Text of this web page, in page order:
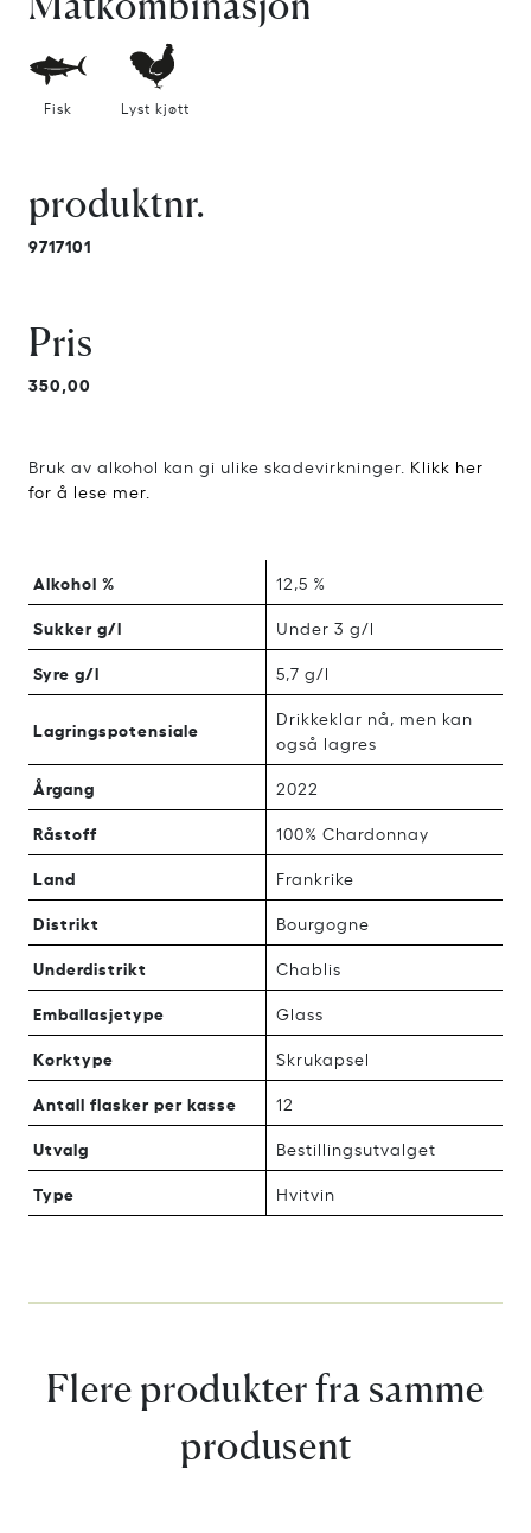
Fisk Lyst kjøtt
produktnr.
9717101
Pris
350,00
Bruk av alkohol kan gi ulike skadevirkninger. Klikk her
for å lese mer.
Alkohol % 12,5 %
Sukker g/l Under 3 g/l
Syre g/l 5,7 g/l
Lagringspotensiale
Drikkeklar nå, men kan
også lagres
Årgang 2022
Råstoff 100% Chardonnay
Land Frankrike
Distrikt Bourgogne
Underdistrikt Chablis
Emballasjetype Glass
Korktype Skrukapsel
Antall flasker per kasse 12
Utvalg Bestillingsutvalget
Type Hvitvin
Flere produkter fra samme
produsent